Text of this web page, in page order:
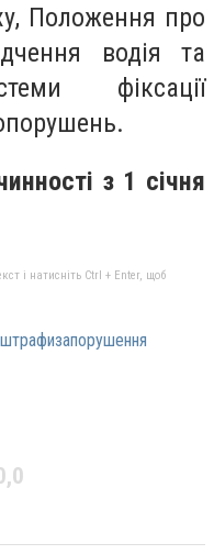
Положення про
водія та
фіксації
з 1 січня
і натисніть Ctrl + Enter, щоб